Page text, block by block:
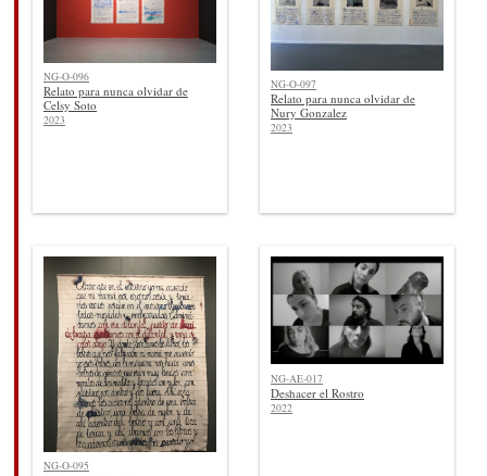
NG-O-096
Relato para nunca olvidar de
Celsy Soto
2023
NG-O-097
Relato para nunca olvidar de
Nury Gonzalez
2023
NG-O-095
NG-AE-017
Deshacer el Rostro
2022